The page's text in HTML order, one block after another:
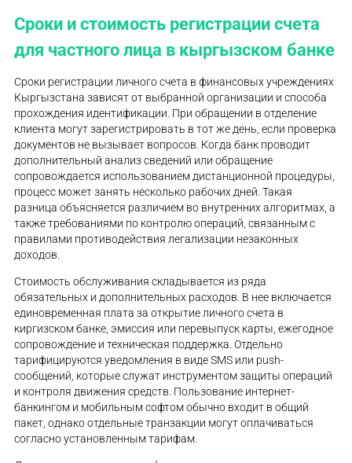
Сроки и стоимость регистрации счета
для частного лица в кыргызском банке
Сроки регистрации личного счета в финансовых учреждениях
Кыргызстана зависят от выбранной организации и способа
прохождения идентификации. При обращении в отделение
клиента могут зарегистрировать в тот же день, если проверка
документов не вызывает вопросов. Когда банк проводит
дополнительный анализ сведений или обращение
сопровождается использованием дистанционной процедуры,
процесс может занять несколько рабочих дней. Такая
разница объясняется различием во внутренних алгоритмах, а
также требованиями по контролю операций, связанным с
правилами противодействия легализации незаконных
доходов.
Стоимость обслуживания складывается из ряда
обязательных и дополнительных расходов. В нее включается
единовременная плата за открытие личного счета в
киргизском банке, эмиссия или перевыпуск карты, ежегодное
сопровождение и техническая поддержка. Отдельно
тарифицируются уведомления в виде SMS или push-
сообщений, которые служат инструментом защиты операций
и контроля движения средств. Пользование интернет-
банкингом и мобильным софтом обычно входит в общий
пакет, однако отдельные транзакции могут оплачиваться
согласно установленным тарифам.